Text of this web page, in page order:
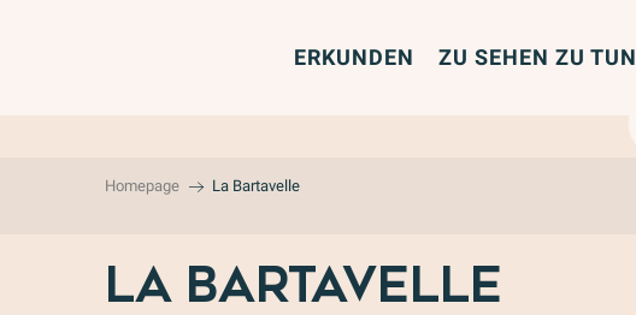
ERKUNDEN ZU SEHEN ZU TUN
Homepage La Bartavelle
La Bartavelle